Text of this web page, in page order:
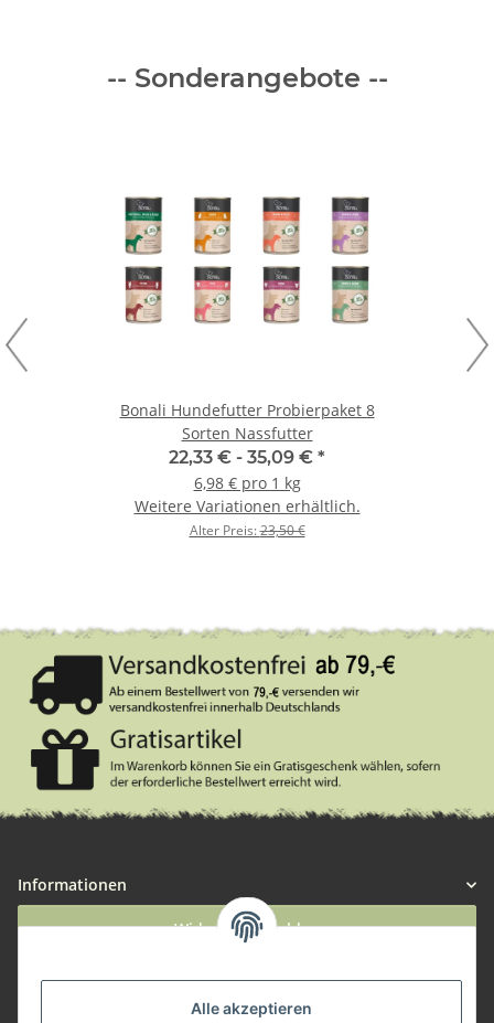
Alle akzeptieren
-- Sonderangebote --
Bonali Hundefutter Probierpaket 8
Sorten Nassfutter
22,33 € - 35,09 € *
6,98 € pro 1 kg
Weitere Variationen erhältlich.
Alter Preis:23,50 €
Informationen
Widerruf anmelden